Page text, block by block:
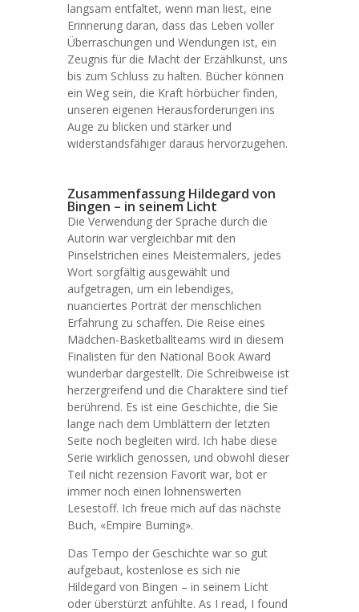
langsam entfaltet, wenn man liest, eine
Erinnerung daran, dass das Leben voller
Überraschungen und Wendungen ist, ein
Zeugnis für die Macht der Erzählkunst, uns
bis zum Schluss zu halten. Bücher können
ein Weg sein, die Kraft hörbücher finden,
unseren eigenen Herausforderungen ins
Auge zu blicken und stärker und
widerstandsfähiger daraus hervorzugehen.
Zusammenfassung Hildegard von
Bingen – in seinem Licht
Die Verwendung der Sprache durch die
Autorin war vergleichbar mit den
Pinselstrichen eines Meistermalers, jedes
Wort sorgfältig ausgewählt und
aufgetragen, um ein lebendiges,
nuanciertes Porträt der menschlichen
Erfahrung zu schaffen. Die Reise eines
Mädchen-Basketballteams wird in diesem
Finalisten für den National Book Award
wunderbar dargestellt. Die Schreibweise ist
herzergreifend und die Charaktere sind tief
berührend. Es ist eine Geschichte, die Sie
lange nach dem Umblättern der letzten
Seite noch begleiten wird. Ich habe diese
Serie wirklich genossen, und obwohl dieser
Teil nicht rezension Favorit war, bot er
immer noch einen lohnenswerten
Lesestoff. Ich freue mich auf das nächste
Buch, «Empire Burning».
Das Tempo der Geschichte war so gut
aufgebaut, kostenlose es sich nie
Hildegard von Bingen – in seinem Licht
oder überstürzt anfühlte. As I read, I found